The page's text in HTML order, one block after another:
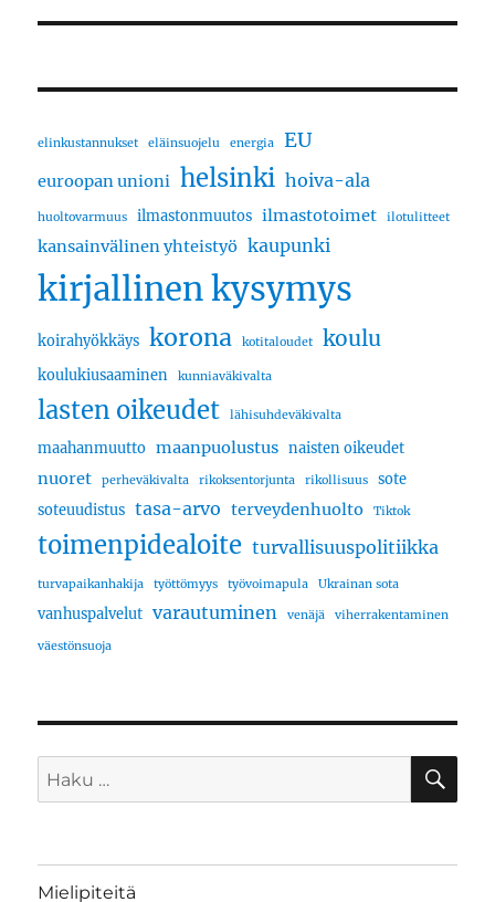
elinkustannukset eläinsuojelu energia EU
euroopan unioni helsinki hoiva-ala
huoltovarmuus ilmastonmuutos ilmastotoimet ilotulitteet
kansainvälinen yhteistyö kaupunki
kirjallinen kysymys
koirahyökkäys korona kotitaloudet koulu
koulukiusaaminen kunniaväkivalta
lasten oikeudet lähisuhdeväkivalta
maahanmuutto maanpuolustus naisten oikeudet
nuoret perheväkivalta rikoksentorjunta rikollisuus
sote
soteuudistus tasa-arvo terveydenhuolto Tiktok
toimenpidealoite turvallisuuspolitiikka
turvapaikanhakija työttömyys työvoimapula Ukrainan sota
vanhuspalvelut varautuminen venäjä viherrakentaminen
väestönsuoja
Etsi:
Mielipiteitä